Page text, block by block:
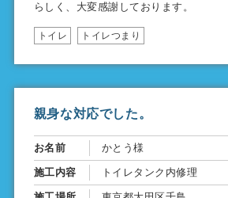
らしく、大変感謝しております。
トイレ トイレつまり
親身な対応でした。
お名前 かとう様
施工内容 トイレタンク内修理